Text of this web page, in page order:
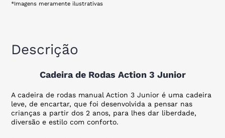
*Imagens meramente ilustrativas
Descrição
Cadeira de Rodas Action 3 Junior
A cadeira de rodas manual Action 3 Junior é uma cadeira
leve, de encartar, que foi desenvolvida a pensar nas
crianças a partir dos 2 anos, para lhes dar liberdade,
diversão e estilo com conforto.